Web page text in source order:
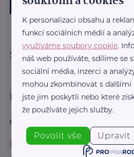
Sledujte nás:
Důležité odkazy
Obchodní podmínky
Informace pro obchodní
K personalizaci obsahu a
funkcí sociálních médií a
využíváme soubory cookie.
náš web používáte, sdílíme se
sociální média, inzerci a
mohou zkombinovat s
jste jim poskytli nebo které
že používáte jejich služby.
Povolit vše Upravit